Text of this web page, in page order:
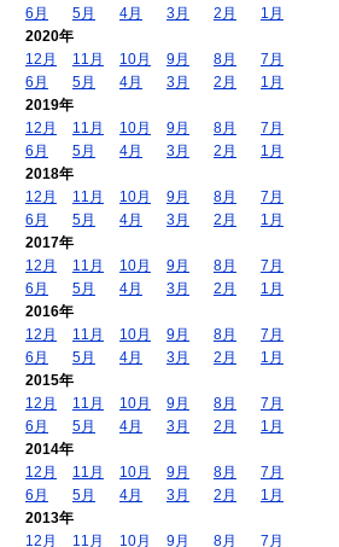
6月
5月 4月 3月 2月
1月
2020年
12月
11月 10月 9月 8月
7月
6月
5月 4月 3月 2月
1月
2019年
12月
11月 10月 9月 8月
7月
6月
5月 4月 3月 2月
1月
2018年
12月
11月 10月 9月 8月
7月
6月
5月 4月 3月 2月
1月
2017年
12月
11月 10月 9月 8月
7月
6月
5月 4月 3月 2月
1月
2016年
12月
11月 10月 9月 8月
7月
6月
5月 4月 3月 2月
1月
2015年
12月
11月 10月 9月 8月
7月
6月
5月 4月 3月 2月
1月
2014年
12月
11月 10月 9月 8月
7月
6月
5月 4月 3月 2月
1月
2013年
12月
11月 10月 9月 8月 7月